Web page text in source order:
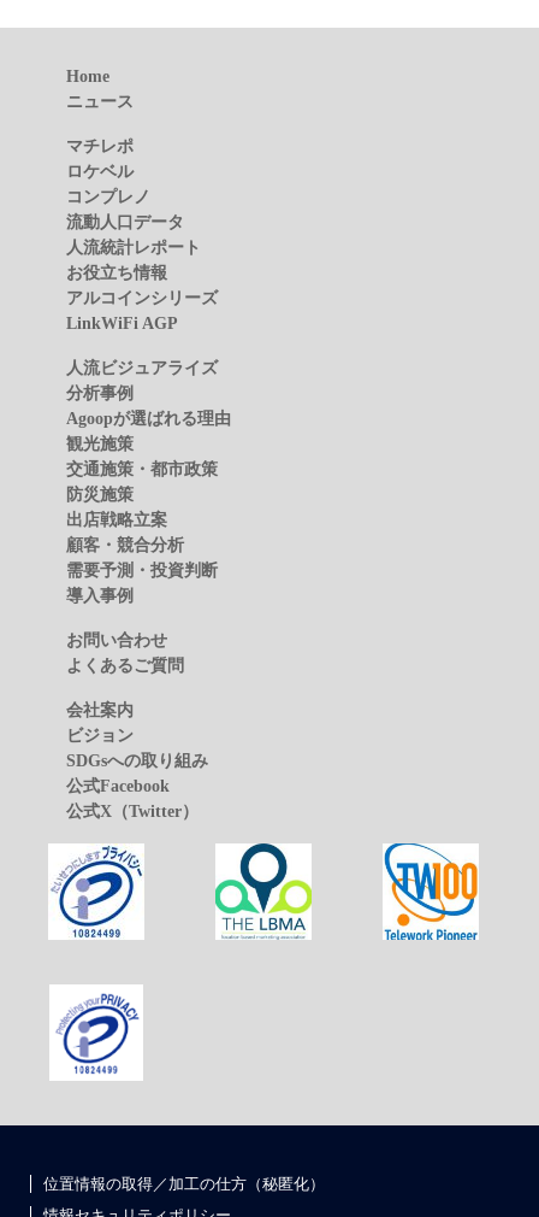
Home
ニュース
マチレポ
ロケベル
コンプレノ
流動人口データ
人流統計レポート
お役立ち情報
アルコインシリーズ
LinkWiFi AGP
人流ビジュアライズ
分析事例
Agoopが選ばれる理由
観光施策
交通施策・都市政策
防災施策
出店戦略立案
顧客・競合分析
需要予測・投資判断
導入事例
お問い合わせ
よくあるご質問
会社案内
ビジョン
SDGsへの取り組み
公式Facebook
公式X（Twitter）
位置情報の取得／加工の仕方（秘匿化）